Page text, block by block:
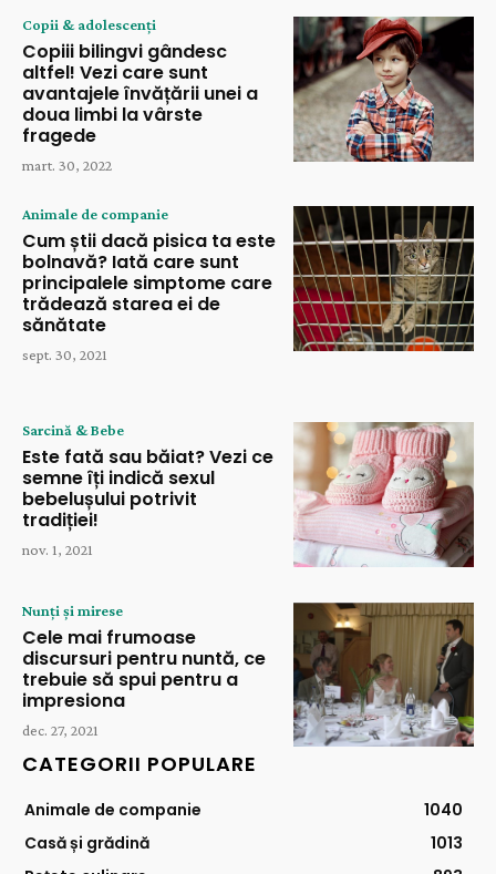
Copii & adolescenți
Copiii bilingvi gândesc
altfel! Vezi care sunt
avantajele învățării unei a
doua limbi la vârste
fragede
mart. 30, 2022
Animale de companie
Cum știi dacă pisica ta este
bolnavă? Iată care sunt
principalele simptome care
trădează starea ei de
sănătate
sept. 30, 2021
Sarcină & Bebe
Este fată sau băiat? Vezi ce
semne îți indică sexul
bebelușului potrivit
tradiției!
nov. 1, 2021
Nunți și mirese
Cele mai frumoase
discursuri pentru nuntă, ce
trebuie să spui pentru a
impresiona
dec. 27, 2021
CATEGORII POPULARE
Animale de companie
1040
Casă și grădină
1013